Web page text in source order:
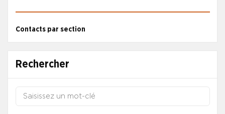
Contacts par section
Rechercher